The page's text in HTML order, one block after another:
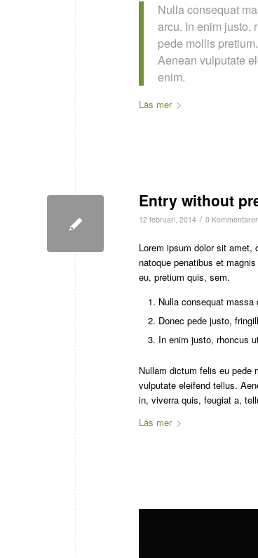
Nulla consequat
arcu. In enim justo,
pede mollis
Aenean vulputate
enim.
Läs mer
Entry without
12 februari, 2014 / 0 Kommentarer
Lorem ipsum dolor sit amet,
natoque penatibus et
eu, pretium quis, sem.
Nulla consequat massa
Donec pede justo,
In enim justo, rhoncus
Nullam dictum felis eu pede
vulputate eleifend tellus.
in, viverra quis, feugiat a,
Läs mer